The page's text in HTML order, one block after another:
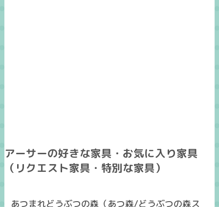
アーサーの好きな家具・お気に入り家具
（リクエスト家具・特別な家具）
あつまれどうぶつの森（あつ森/どうぶつの森ス